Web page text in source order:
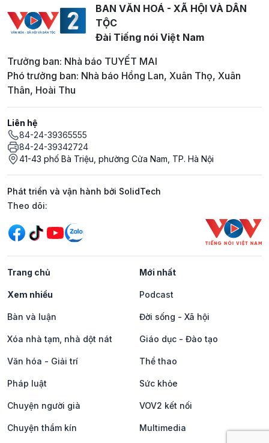
BAN VĂN HOÁ - XÃ HỘI VÀ DÂN
TỘC
Đài Tiếng nói Việt Nam
Trưởng ban: Nhà báo TUYẾT MAI
Phó trưởng ban: Nhà báo Hồng Lan, Xuân Thọ, Xuân
Thân, Hoài Thu
Liên hệ
84-24-39365555
84-24-39342724
41-43 phố Bà Triệu, phường Cửa Nam, TP. Hà Nội
Phát triển và vận hành bởi SolidTech
Mạng xã hội
Theo dõi:
Trang chủ Mới nhất
Xem nhiều Podcast
Bàn và luận Đời sống - Xã hội
Xóa nhà tạm, nhà dột nát Giáo dục - Đào tạo
Văn hóa - Giải trí Thể thao
Pháp luật Sức khỏe
Chuyện người già VOV2 kết nối
Chuyện thầm kín Multimedia